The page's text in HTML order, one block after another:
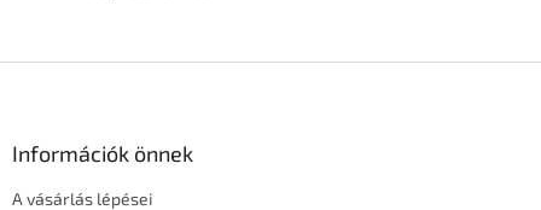
Információk önnek
A vásárlás lépései